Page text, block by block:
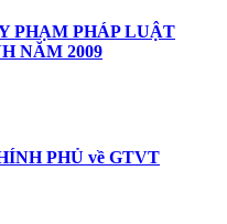
PHẠM PHÁP LUẬT
NĂM 2009
PHỦ về GTVT